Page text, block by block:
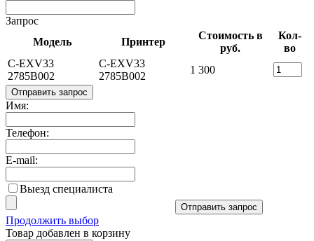
Запрос
Модель
Принтер
Стоимость в
руб.
Кол-
во
C-EXV33
2785B002
C-EXV33
2785B002
1 300
Отправить запрос
Имя:
Телефон:
E-mail:
Выезд специалиста
Отправить запрос
Продолжить выбор
Товар добавлен в корзину